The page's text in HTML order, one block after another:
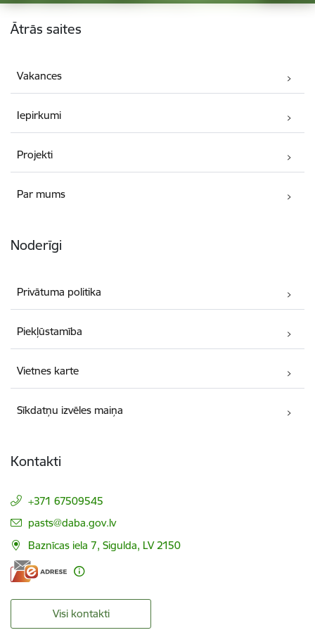
Kājene
Ātrās saites
Vakances
Iepirkumi
Projekti
Par mums
Noderīgi
Privātuma politika
Piekļūstamība
Vietnes karte
Sīkdatņu izvēles maiņa
Kontakti
+371 67509545
E-pasts:
pasts@daba.gov.lv
Baznīcas iela 7, Sigulda, LV 2150
Visi kontakti